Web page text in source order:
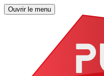
Ouvrir le menu